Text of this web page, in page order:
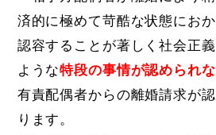
済的に極めて苛酷な状態にお
認容することが著しく社会正
ような特段の事情が認められ
有責配偶者からの離婚請求が
ります。